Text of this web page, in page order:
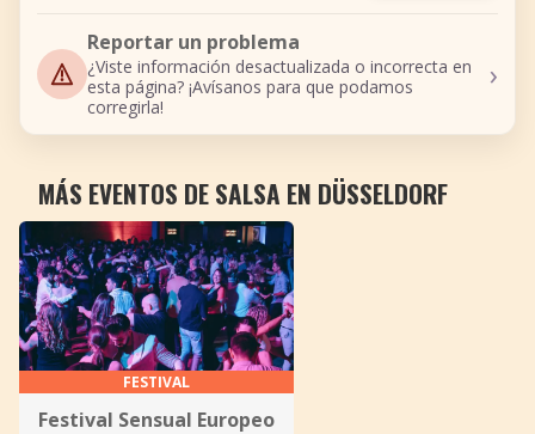
Reportar un problema
¿Viste información desactualizada o incorrecta en
esta página? ¡Avísanos para que podamos
corregirla!
›
MÁS EVENTOS DE SALSA EN DÜSSELDORF
FESTIVAL
Festival Sensual Europeo